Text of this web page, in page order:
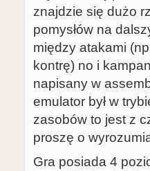
znajdzie się dużo
pomysłów na
między atakami
kontrę) no i
napisany w
emulator był w
zasobów to jest z
proszę o
Gra posiada 4